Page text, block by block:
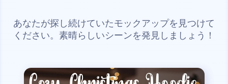
あなたが探し続けていたモックアップを見つけて
ください。素晴らしいシーンを発見しましょう！